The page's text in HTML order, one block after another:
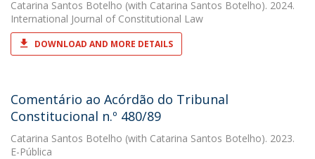
Catarina Santos Botelho (with Catarina Santos Botelho). 2024.
International Journal of Constitutional Law
DOWNLOAD AND MORE DETAILS
Comentário ao Acórdão do Tribunal
Constitucional n.º 480/89
Catarina Santos Botelho (with Catarina Santos Botelho). 2023.
E-Pública